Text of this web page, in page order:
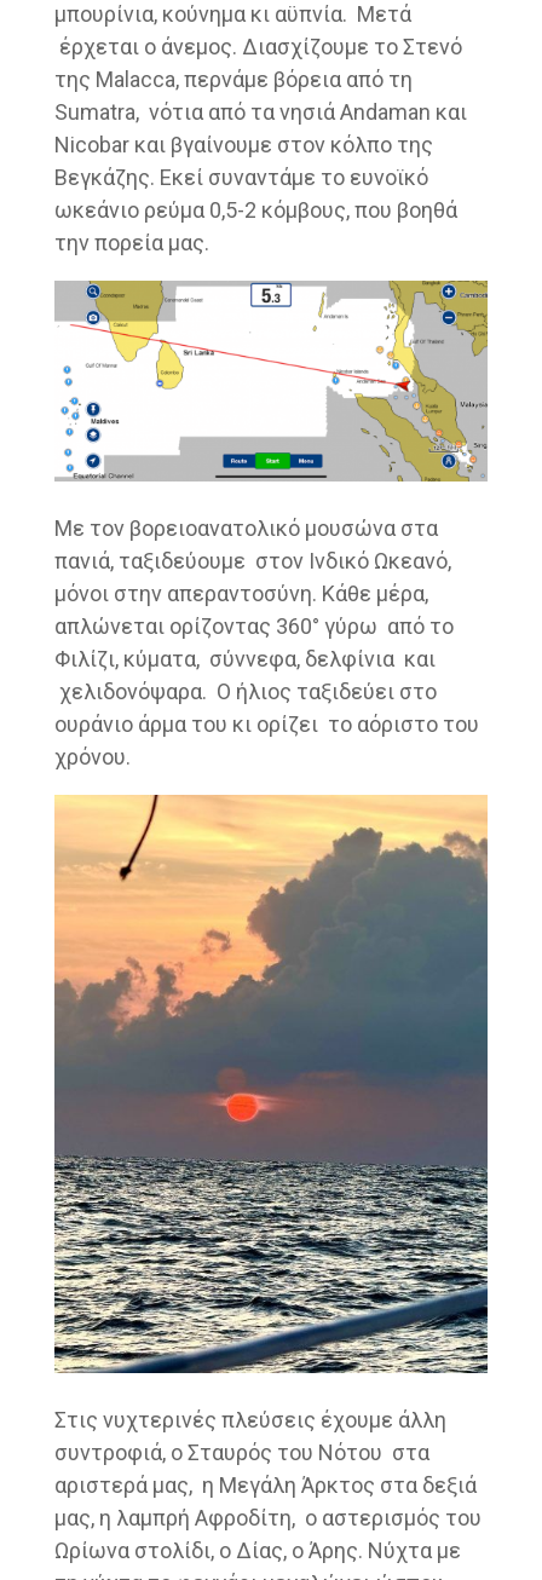
μπουρίνια, κούνημα κι αϋπνία. Μετά
έρχεται ο άνεμος. Διασχίζουμε το Στενό
της Malacca, περνάμε βόρεια από τη
Sumatra, νότια από τα νησιά Andaman και
Nicobar και βγαίνουμε στον κόλπο της
Βεγκάζης. Εκεί συναντάμε το ευνοϊκό
ωκεάνιο ρεύμα 0,5-2 κόμβους, που βοηθά
την πορεία μας.
Με τον βορειοανατολικό μουσώνα στα
πανιά, ταξιδεύουμε στον Ινδικό Ωκεανό,
μόνοι στην απεραντοσύνη. Κάθε μέρα,
απλώνεται ορίζοντας 360° γύρω από το
Φιλίζι, κύματα, σύννεφα, δελφίνια και
χελιδονόψαρα. Ο ήλιος ταξιδεύει στο
ουράνιο άρμα του κι ορίζει το αόριστο του
χρόνου.
Στις νυχτερινές πλεύσεις έχουμε άλλη
συντροφιά, ο Σταυρός του Νότου στα
αριστερά μας, η Μεγάλη Άρκτος στα δεξιά
μας, η λαμπρή Αφροδίτη, ο αστερισμός του
Ωρίωνα στολίδι, ο Δίας, ο Άρης. Νύχτα με